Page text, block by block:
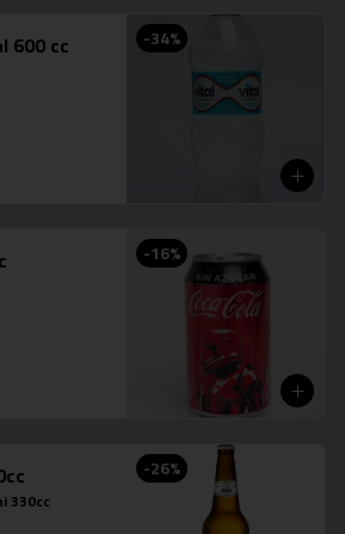
-34%
600 cc
-16%
-26%
330cc